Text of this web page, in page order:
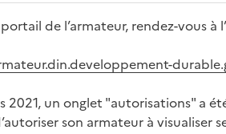
de l’armateur, rendez-vous à
2021, un onglet "autorisations" a
son armateur à visualiser